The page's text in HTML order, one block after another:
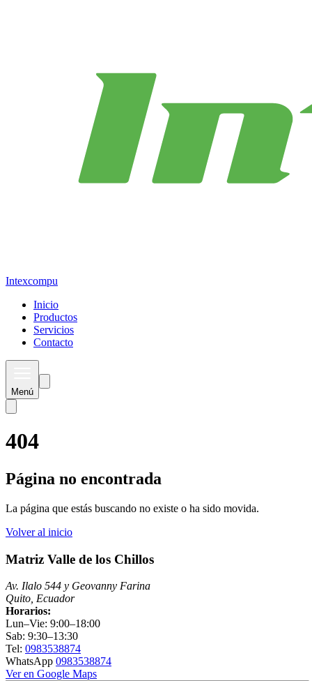
Intexcompu
Inicio
Productos
Servicios
Contacto
Menú
404
Página no encontrada
La página que estás buscando no existe o ha sido movida.
Volver al inicio
Matriz Valle de los Chillos
Av. Ilalo 544 y Geovanny Farina
Quito, Ecuador
Horarios:
Lun–Vie: 9:00–18:00
Sab: 9:30–13:30
Tel: 0983538874
WhatsApp 0983538874
Ver en Google Maps